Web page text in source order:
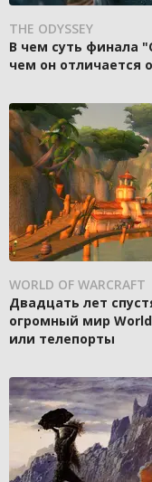
THE ODYSSEY
В чем суть финала
чем он отличается
WORLD OF WARCRAFT
Двадцать лет
огромный мир
или телепорты